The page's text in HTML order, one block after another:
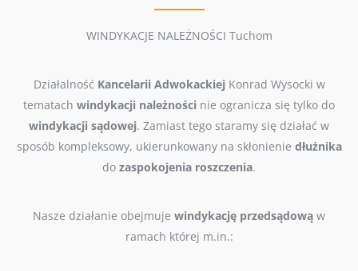
WINDYKACJE NALEŻNOŚCI Tuchom
Działalność Kancelarii Adwokackiej Konrad Wysocki w
tematach windykacji należności nie ogranicza się tylko do
windykacji sądowej. Zamiast tego staramy się działać w
sposób kompleksowy, ukierunkowany na skłonienie dłużnika
do zaspokojenia roszczenia.
Nasze działanie obejmuje windykację przedsądową w
ramach której m.in.: